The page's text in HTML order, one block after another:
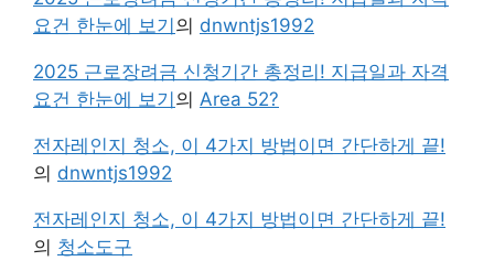
요건 한눈에 보기 의 dnwntjs1992
2025 근로장려금 신청기간 총정리! 지급일과 자격
요건 한눈에 보기 의 Area 52?
전자레인지 청소, 이 4가지 방법이면 간단하게 끝!
의 dnwntjs1992
전자레인지 청소, 이 4가지 방법이면 간단하게 끝!
의 청소도구